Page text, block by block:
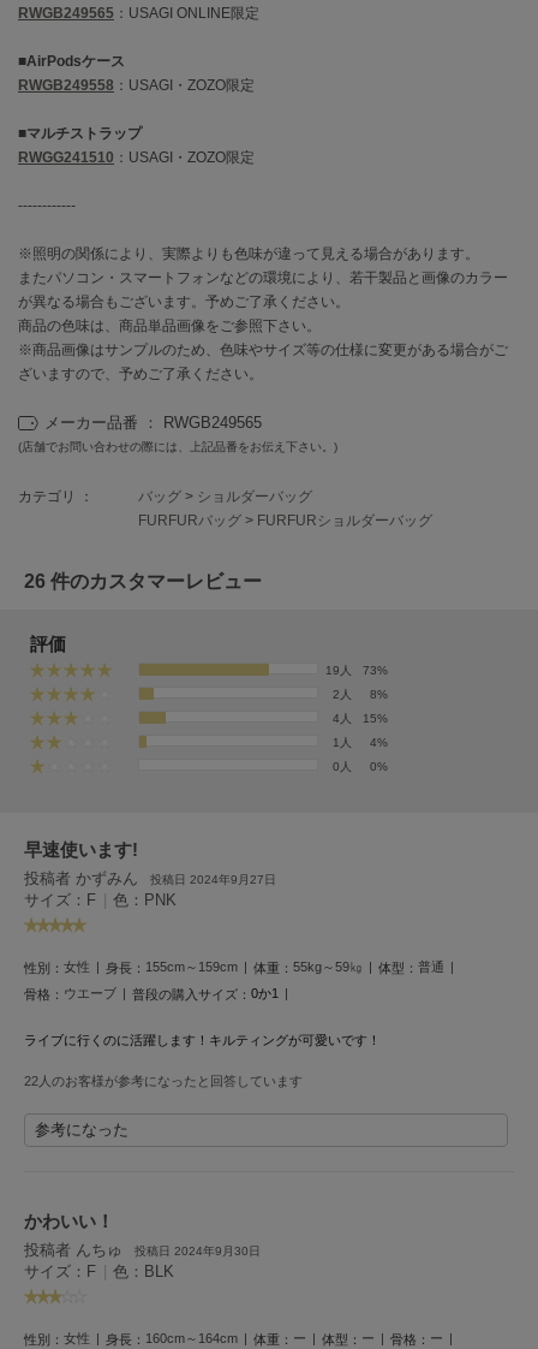
FURFUR
ファーファー
gelato pique
ジェラート ピケ キャットアンドドッグ
gelato pique Sleep
ジェラート ピケ スリープ
GRAMICCI
グラミチ
へノン
ホカ オネオネ
KEEN
キーン
ラート
le
ル
le coq sportif
ルコックスポルティフ
LeSportsac
リリーブラウン
LITTLE UNION TOKYO
リトルユニオン トウキョウ
RWGB249565 ：USAGI ONLINE限定
■AirPodsケース
RWGB249558 ：USAGI・ZOZO限定
■マルチストラップ
RWGG241510 ：USAGI・ZOZO限定
------------
※照明の関係により、実際よりも色味が違って見える場合があります。
またパソコン・スマートフォンなどの環境により、若干製品と画像のカラー
が異なる場合もございます。予めご了承ください。
商品の色味は、商品単品画像をご参照下さい。
※商品画像はサンプルのため、色味やサイズ等の仕様に変更がある場合がご
ざいますので、予めご了承ください。
メーカー品番 ： RWGB249565
(店舗でお問い合わせの際には、上記品番をお伝え下さい。)
カテゴリ ： バッグ > ショルダーバッグ
FURFURバッグ > FURFURショルダーバッグ
26 件のカスタマーレビュー
評価
19人
73%
2人
8%
4人
15%
1人
4%
0人
0%
早速使います!
投稿者 かずみん 投稿日 2024年9月27日
サイズ：F | 色：PNK
性別： 女性 身長： 155cm～159cm 体重： 55kg～59㎏ 体型： 普通
骨格： ウエーブ 普段の購入サイズ： 0か1
ライブに行くのに活躍します！キルティングが可愛いです！
22人のお客様が参考になったと回答しています
参考になった
かわいい！
投稿者 んちゅ 投稿日 2024年9月30日
サイズ：F | 色：BLK
性別： 女性 身長： 160cm～164cm 体重： ー 体型： ー 骨格： ー